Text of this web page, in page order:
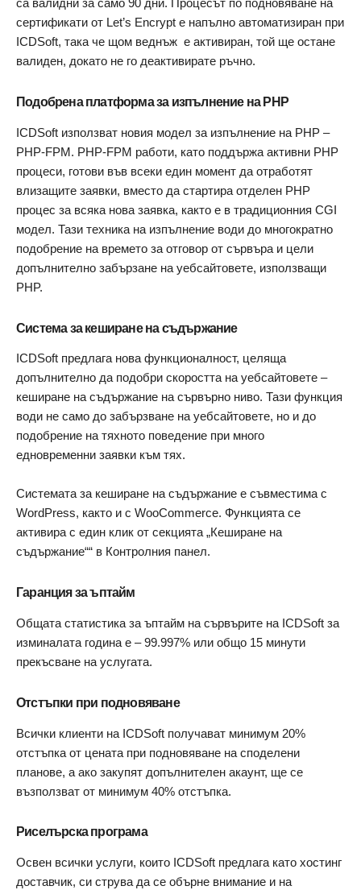
са валидни за само 90 дни. Процесът по подновяване на
сертификати от Let’s Encrypt е напълно автоматизиран при
ICDSoft, така че щом веднъж e активиран, той ще остане
валиден, докато не го деактивирате ръчно.
Подобрена платформа за изпълнение на PHP
ICDSoft използват новия модел за изпълнение на PHP –
PHP-FPM. PHP-FPM работи, като поддържа активни PHP
процеси, готови във всеки един момент да отработят
влизащите заявки, вместо да стартира отделен PHP
процес за всяка нова заявка, както е в традиционния CGI
модел. Тази техника на изпълнение води до многократно
подобрение на времето за отговор от сървъра и цели
допълнително забързане на уебсайтовете, използващи
PHP.
Система за кеширане на съдържание
ICDSoft предлага нова функционалност, целяща
допълнително да подобри скоростта на уебсайтовете –
кеширане на съдържание на сървърно ниво. Тази функция
води не само до забързване на уебсайтовете, но и до
подобрение на тяхното поведение при много
едновременни заявки към тях.
Системата за кеширане на съдържание е съвместима с
WordPress, както и с WooCommerce. Функцията се
активира с един клик от секцията „Кеширане на
съдържание““ в Контролния панел.
Гаранция за ъптайм
Общата статистика за ъптайм на сървърите на ICDSoft за
изминалата година е – 99.997% или общо 15 минути
прекъсване на услугата.
Отстъпки при подновяване
Всички клиенти на ICDSoft получават минимум 20%
отстъпка от цената при подновяване на споделени
планове, а ако закупят допълнителен акаунт, ще се
възползват от минимум 40% отстъпка.
Риселърска програма
Освен всички услуги, които ICDSoft предлага като хостинг
доставчик, си струва да се обърне внимание и на